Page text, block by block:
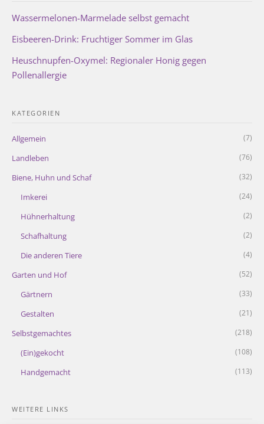
Wassermelonen-Marmelade selbst gemacht
Eisbeeren-Drink: Fruchtiger Sommer im Glas
Heuschnupfen-Oxymel: Regionaler Honig gegen
Pollenallergie
KATEGORIEN
Allgemein (7)
Landleben (76)
Biene, Huhn und Schaf (32)
Imkerei (24)
Hühnerhaltung (2)
Schafhaltung (2)
Die anderen Tiere (4)
Garten und Hof (52)
Gärtnern (33)
Gestalten (21)
Selbstgemachtes (218)
(Ein)gekocht (108)
Handgemacht (113)
WEITERE LINKS